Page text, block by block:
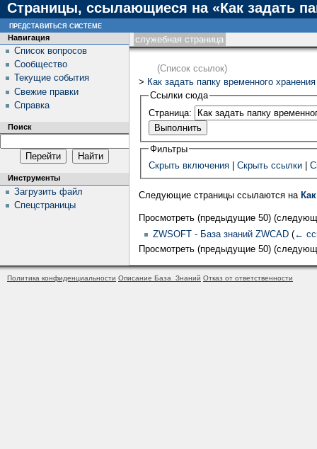
Страницы, ссылающиеся на «Как задать
служебная страница
(Список ссылок)
> Как задать папку временного
Ссылки сюда
Страница:
Фильтры
Скрыть включения| Скрыть ссылки|
Следующие страницы ссылаются на
Просмотреть (предыдущие 50)
ZWSOFT - База знаний ZWCAD (←
Просмотреть (предыдущие 50)
Навигация
Список вопросов
Сообщество
Текущие события
Свежие правки
Справка
Поиск
Инструменты
Загрузить файл
Спецстраницы
представиться системе
Политика конфиденциальности Описание База_Знаний Отказ от ответственности